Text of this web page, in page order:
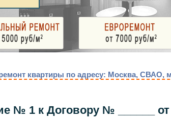
квартиры по адресу: Москва, СВАО,
№ 1 к Договору № ______ от